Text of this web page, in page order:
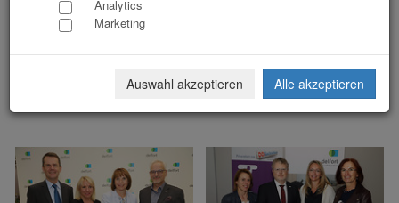
Analytics
Marketing
Auswahl akzeptieren Alle akzeptieren